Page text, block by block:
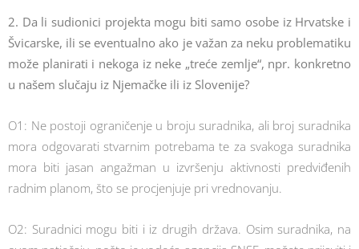
2. Da li sudionici projekta mogu biti samo osobe iz Hrvatske i
Švicarske, ili se eventualno ako je važan za neku problematiku
može planirati i nekoga iz neke „treće zemlje“, npr. konkretno
u našem slučaju iz Njemačke ili iz Slovenije?
O1: Ne postoji ograničenje u broju suradnika, ali broj suradnika
mora odgovarati stvarnim potrebama te za svakoga suradnika
mora biti jasan angažman u izvršenju aktivnosti predviđenih
radnim planom, što se procjenjuje pri vrednovanju.
O2: Suradnici mogu biti i iz drugih država. Osim suradnika, na